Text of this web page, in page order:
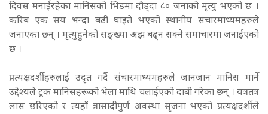
दिवस मनाईरहेका मानिसको भिडमा दौड्दा ८० जनाको मृत्यु भएको छ ।
करिब एक सय भन्दा बढी घाइते भएको स्थानीय संचारमाध्यमहरुले
जनाएका छन् । मृत्युहुनेको सङ्ख्या अझ बढ्न सक्ने समाचारमा जनाईएको
छ ।
प्रत्यक्षदर्शीहरुलाई उदृत गर्दै संचारमाध्यमहरुले जानजान मानिस मार्ने
उद्देश्यले ट्रक मानिसहरूको भेला माथि चलाईएको दाबी गरेका छन् । यत्रतत्र
लास छरिएको र त्यहाँ त्रासादीपुर्ण अवस्था सृजना भएको प्रत्यक्षदर्शीले